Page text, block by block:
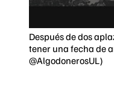
Después de dos
tener una fecha de
@AlgodonerosUL)